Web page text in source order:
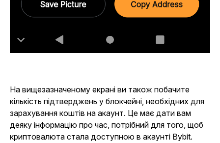
На вищезазначеному екрані ви також побачите
кількість підтверджень у блокчейні, необхідних для
зарахування коштів на акаунт. Це має дати вам
деяку інформацію про час, потрібний для того, щоб
криптовалюта стала доступною в акаунті Bybit.